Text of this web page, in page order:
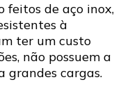
feitos de aço inox,
à
ter um custo
não possuem a
grandes cargas.